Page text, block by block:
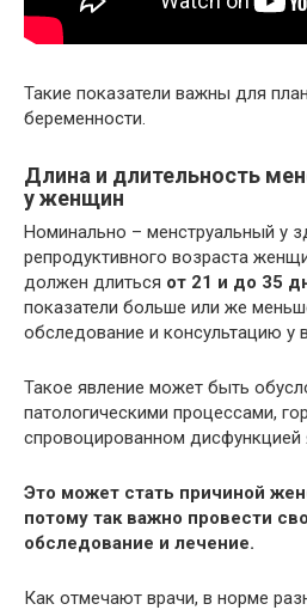
Такие показатели важны для
беременности.
Длина и длительность
у женщин
Номинально – менструальный у
репродуктивного возраста
должен длиться от 21 и до 35
показатели больше или же
обследование и консультацию у
Такое явление может быть
патологическими процессами,
спровоцированном дисфункцией
Это может стать причиной
потому так важно провести
обследование и лечение.
Как отмечают врачи, в норме